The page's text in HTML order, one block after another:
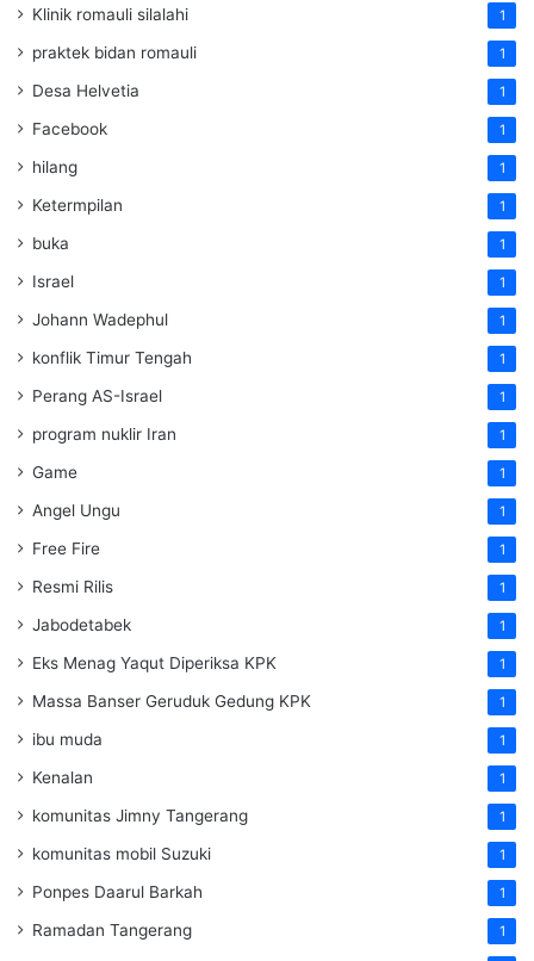
Klinik romauli silalahi 1
praktek bidan romauli 1
Desa Helvetia 1
Facebook 1
hilang 1
Ketermpilan 1
buka 1
Israel 1
Johann Wadephul 1
konflik Timur Tengah 1
Perang AS-Israel 1
program nuklir Iran 1
Game 1
Angel Ungu 1
Free Fire 1
Resmi Rilis 1
Jabodetabek 1
Eks Menag Yaqut Diperiksa KPK 1
Massa Banser Geruduk Gedung KPK 1
ibu muda 1
Kenalan 1
komunitas Jimny Tangerang 1
komunitas mobil Suzuki 1
Ponpes Daarul Barkah 1
Ramadan Tangerang 1